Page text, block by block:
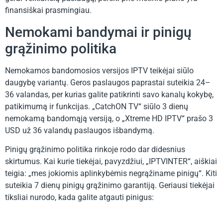
finansiškai prasmingiau.
Nemokami bandymai ir pinigų
grąžinimo politika
Nemokamos bandomosios versijos IPTV teikėjai siūlo
daugybę variantų. Geros paslaugos paprastai suteikia 24–
36 valandas, per kurias galite patikrinti savo kanalų kokybę,
patikimumą ir funkcijas. „CatchON TV“ siūlo 3 dienų
nemokamą bandomąją versiją, o „Xtreme HD IPTV“ prašo 3
USD už 36 valandų paslaugos išbandymą.
Pinigų grąžinimo politika rinkoje rodo dar didesnius
skirtumus. Kai kurie tiekėjai, pavyzdžiui, „IPTVINTER“, aiškiai
teigia: „mes jokiomis aplinkybėmis negrąžiname pinigų“. Kiti
suteikia 7 dienų pinigų grąžinimo garantiją. Geriausi tiekėjai
tiksliai nurodo, kada galite atgauti pinigus: